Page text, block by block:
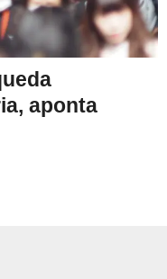
aponta